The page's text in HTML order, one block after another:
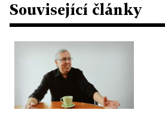
Související články